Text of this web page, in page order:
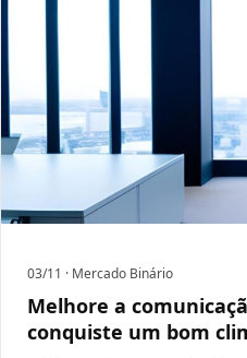
03/11 · Mercado Binário
Melhore a
conquiste um bom